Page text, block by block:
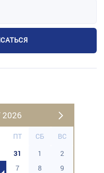
ПТ СБ
ВС
31 1
2
7 8
9